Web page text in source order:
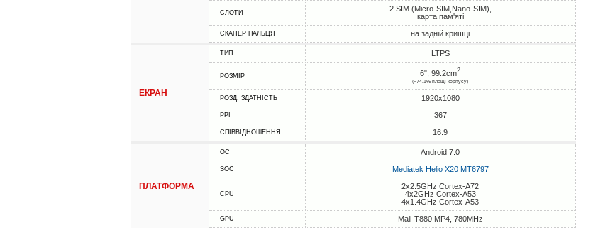
СЛОТИ
2 SIM (Micro-SIM,Nano-SIM),
карта пам'яті
СКАНЕР ПАЛЬЦЯ на задній кришці
ЕКРАН
ТИП LTPS
РОЗМІР 6", 99.2cm2
(~74.1% площі корпусу)
РОЗД. ЗДАТНІСТЬ 1920x1080
PPI 367
СПІВВІДНОШЕННЯ 16:9
ПЛАТФОРМА
ОС Android 7.0
SOC Mediatek Helio X20 MT6797
CPU
2x2.5GHz Cortex-A72
4x2GHz Cortex-A53
4x1.4GHz Cortex-A53
GPU Mali-T880 MP4, 780MHz